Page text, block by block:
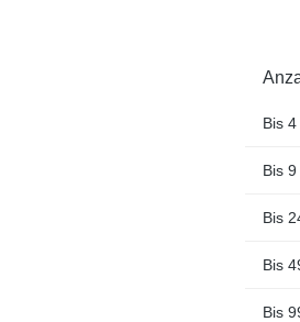
Bis 4
Bis 9
Bis
Bis
Bis